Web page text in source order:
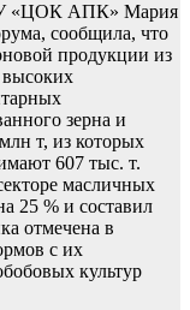
«ЦОК АПК» Мария
сообщила, что
продукции из
высоких
зерна и
т, из которых
607 тыс. т.
масличных
25 % и составил
отмечена в
с их
культур